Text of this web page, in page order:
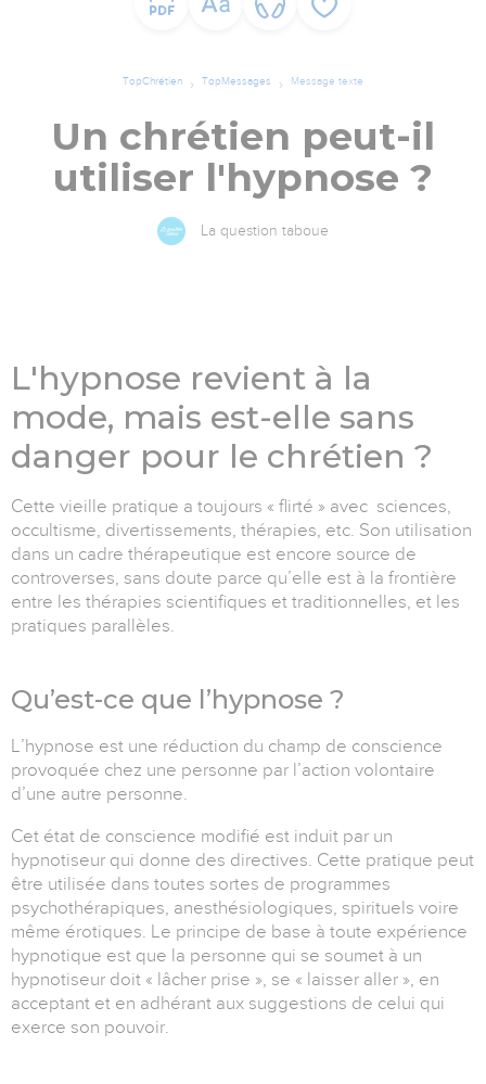
TopChrétien TopMessages Message texte
Un chrétien peut-il
utiliser l'hypnose ?
La question taboue
L'hypnose revient à la
mode, mais est-elle sans
danger pour le chrétien ?
Cette vieille pratique a toujours « flirté » avec sciences,
occultisme, divertissements, thérapies, etc. Son utilisation
dans un cadre thérapeutique est encore source de
controverses, sans doute parce qu’elle est à la frontière
entre les thérapies scientifiques et traditionnelles, et les
pratiques parallèles.
Qu’est-ce que l’hypnose ?
L’hypnose est une réduction du champ de conscience
provoquée chez une personne par l’action volontaire
d’une autre personne.
Cet état de conscience modifié est induit par un
hypnotiseur qui donne des directives. Cette pratique peut
être utilisée dans toutes sortes de programmes
psychothérapiques, anesthésiologiques, spirituels voire
même érotiques. Le principe de base à toute expérience
hypnotique est que la personne qui se soumet à un
hypnotiseur doit « lâcher prise », se « laisser aller », en
acceptant et en adhérant aux suggestions de celui qui
exerce son pouvoir.